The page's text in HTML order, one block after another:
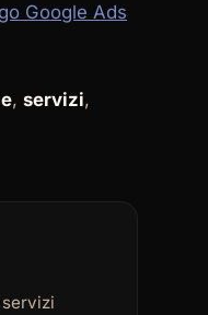
Google Ads
, servizi,